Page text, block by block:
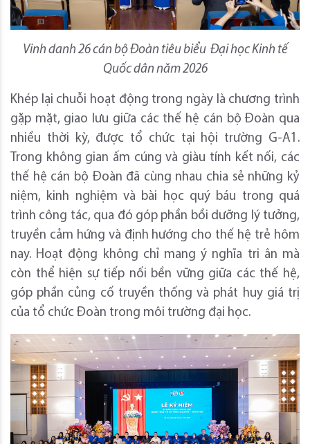
Vinh danh 26 cán bộ Đoàn tiêu biểu Đại học Kinh tế
Quốc dân năm 2026
Khép lại chuỗi hoạt động trong ngày là chương trình
gặp mặt, giao lưu giữa các thế hệ cán bộ Đoàn qua
nhiều thời kỳ, được tổ chức tại hội trường G-A1.
Trong không gian ấm cúng và giàu tính kết nối, các
thế hệ cán bộ Đoàn đã cùng nhau chia sẻ những kỷ
niệm, kinh nghiệm và bài học quý báu trong quá
trình công tác, qua đó góp phần bồi dưỡng lý tưởng,
truyền cảm hứng và định hướng cho thế hệ trẻ hôm
nay. Hoạt động không chỉ mang ý nghĩa tri ân mà
còn thể hiện sự tiếp nối bền vững giữa các thế hệ,
góp phần củng cố truyền thống và phát huy giá trị
của tổ chức Đoàn trong môi trường đại học.